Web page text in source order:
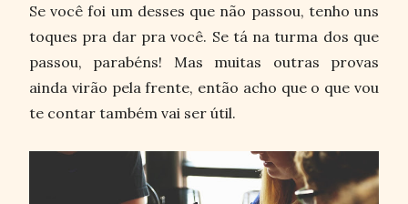
Se você foi um desses que não passou, tenho uns
toques pra dar pra você. Se tá na turma dos que
passou, parabéns! Mas muitas outras provas
ainda virão pela frente, então acho que o que vou
te contar também vai ser útil.